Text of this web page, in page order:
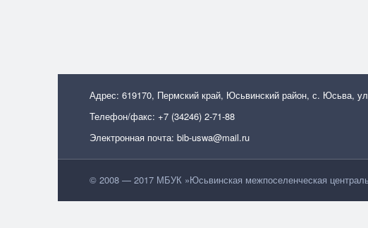
Адрес: 619170, Пермский край, Юсьвинский район, с. Юсьва,
Телефон/факс: +7 (34246) 2-71-88
Электронная почта: bib-uswa@mail.ru
© 2008 — 2017 МБУК »Юсьвинская межпоселенческая